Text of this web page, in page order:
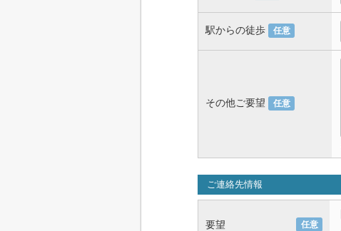
駅からの徒歩 任意
その他ご要望 任意
ご連絡先情報
要望 任意